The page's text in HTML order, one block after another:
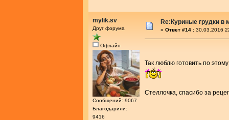
mylik.sv
Друг форума
Офлайн
Сообщений: 9067
Благодарили:
9416
Re:Куриные грудки в
« Ответ #14 : 30.03.2016
Так люблю готовить по
Стеллочка, спасибо за